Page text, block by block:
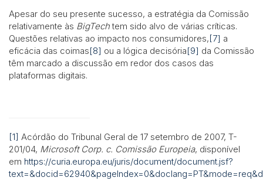
Apesar do seu presente sucesso, a estratégia da Comissão
relativamente às BigTechtem sido alvo de várias críticas.
Questões relativas ao impacto nos consumidores,[7] a
eficácia das coimas[8] ou a lógica decisória[9] da Comissão
têm marcado a discussão em redor dos casos das
plataformas digitais.
[1] Acórdão do Tribunal Geral de 17 setembro de 2007, T-
201/04, Microsoft Corp. c. Comissão Europeia, disponível
em https://curia.europa.eu/juris/document/document.jsf?